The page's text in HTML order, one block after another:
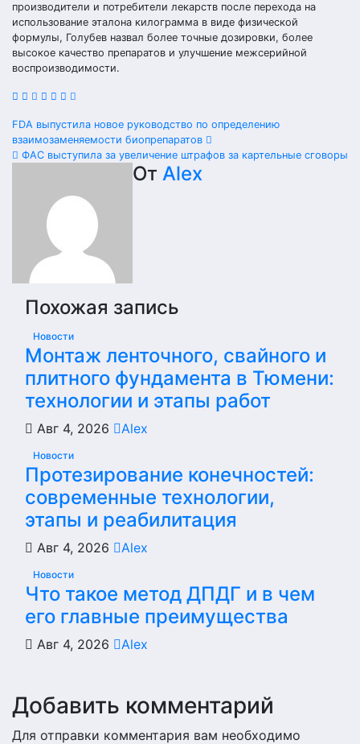
производители и потребители лекарств после перехода на
использование эталона килограмма в виде физической
формулы, Голубев назвал более точные дозировки, более
высокое качество препаратов и улучшение межсерийной
воспроизводимости.
Навигация
по
записям
FDA выпустила новое руководство по определению
взаимозаменяемости биопрепаратов
ФАС выступила за увеличение штрафов за картельные сговоры
От Alex
Похожая запись
Новости
Монтаж ленточного, свайного и
плитного фундамента в Тюмени:
технологии и этапы работ
Авг 4, 2026 Alex
Новости
Протезирование конечностей:
современные технологии,
этапы и реабилитация
Авг 4, 2026 Alex
Новости
Что такое метод ДПДГ и в чем
его главные преимущества
Авг 4, 2026 Alex
Добавить комментарий
Для отправки комментария вам необходимо